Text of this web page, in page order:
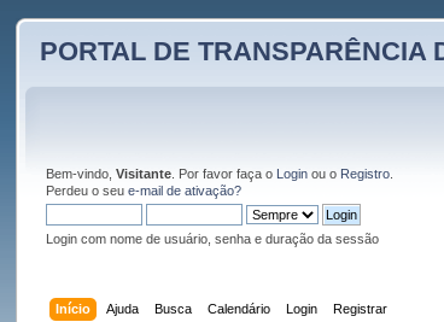
PORTAL DE TRANSPARÊNCIA
Bem-vindo,Visitante . Por favor faça o Login ou o Registro
Perdeu o seue-mail de ativação?
Login com nome de usuário, senha e duração da sessão
Início Ajuda Busca Calendário Login Registrar